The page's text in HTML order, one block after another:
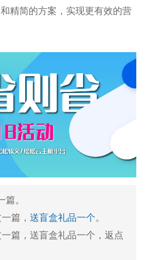
精简的方案，实现更有效的营
。
篇， 送盲盒礼品一个。
篇，送盲盒礼品一个，返点